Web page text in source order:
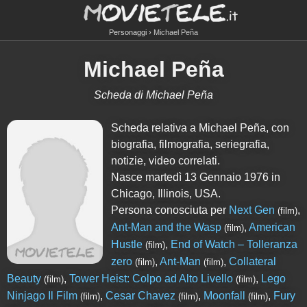
Personaggi Michael Peña
Michael Peña
Scheda di Michael Peña
Scheda relativa a Michael Peña, con
biografia, filmografia, seriegrafia,
notizie, video correlati.
Nasce martedì 13 Gennaio 1976 in
Chicago, Illinois, USA.
Persona conosciuta per Next Gen (film),
Ant-Man and the Wasp (film),American
Hustle (film), End of Watch – Tolleranza
zero (film),Ant-Man (film),Collateral
Beauty (film), Tower Heist: Colpo ad Alto Livello (film), Lego
Ninjago Il Film (film), Cesar Chavez (film), Moonfall (film), Fury